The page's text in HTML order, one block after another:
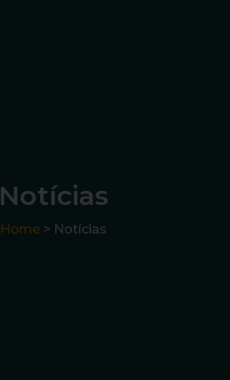
Notícias
Home > Notícias